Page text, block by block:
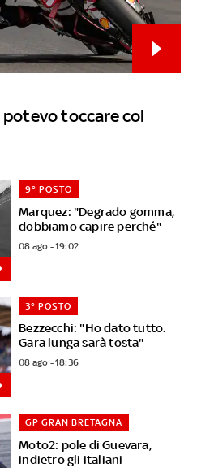
potevo toccare col
Marquez: "Degrado gomma,
dobbiamo capire perché"
9° POSTO
08 ago - 19:02
Bezzecchi: "Ho dato tutto.
Gara lunga sarà tosta"
3° POSTO
08 ago - 18:36
Moto2: pole di Guevara,
indietro gli italiani
GP GRAN BRETAGNA